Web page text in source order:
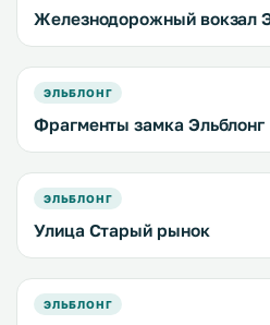
Железнодорожный вокзал
ЭЛЬБЛОНГ
Фрагменты замка Эльблонг
ЭЛЬБЛОНГ
Улица Старый рынок
ЭЛЬБЛОНГ